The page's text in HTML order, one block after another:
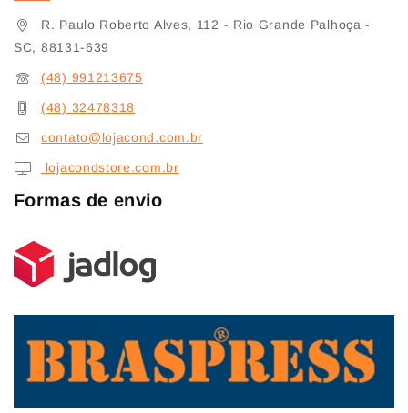
R. Paulo Roberto Alves, 112 - Rio Grande Palhoça -
SC, 88131-639
(48) 991213675
(48) 32478318
contato@lojacond.com.br
lojacondstore.com.br
Formas de envio